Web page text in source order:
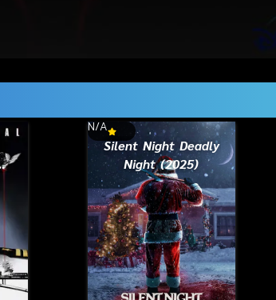
N/A
Silent Night Deadly
Night (2025)